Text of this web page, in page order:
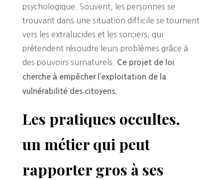
psychologique. Souvent, les personnes se
trouvant dans une situation difficile se tournent
vers les extralucides et les sorciers, qui
prétendent résoudre leurs problèmes grâce à
des pouvoirs surnaturels.
Ce projet de loi
cherche à empêcher l’exploitation de la
vulnérabilité des citoyens.
Les pratiques occultes,
un métier qui peut
rapporter gros à ses